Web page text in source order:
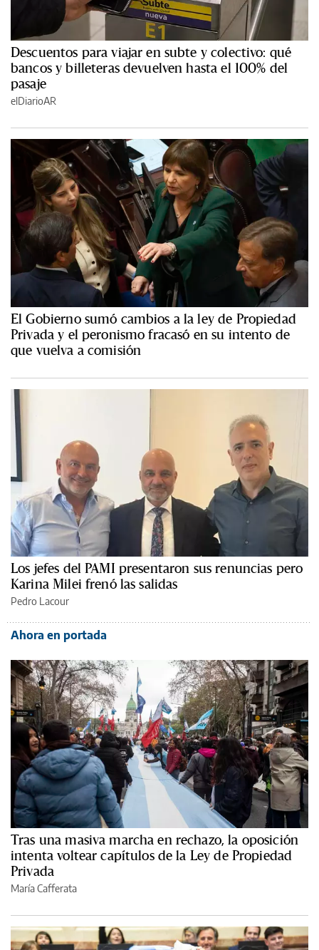
Descuentos para viajar en subte y colectivo: qué
bancos y billeteras devuelven hasta el 100% del
pasaje
elDiarioAR
El Gobierno sumó cambios a la ley de Propiedad
Privada y el peronismo fracasó en su intento de
que vuelva a comisión
Los jefes del PAMI presentaron sus renuncias pero
Karina Milei frenó las salidas
Pedro Lacour
Ahora en portada
Tras una masiva marcha en rechazo, la oposición
intenta voltear capítulos de la Ley de Propiedad
Privada
María Cafferata